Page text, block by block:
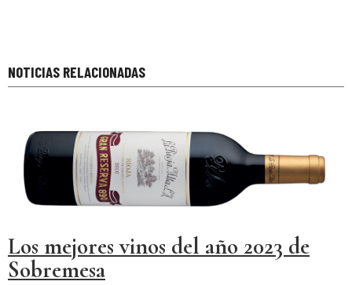
NOTICIAS RELACIONADAS
Los mejores vinos del año 2023 de
Sobremesa